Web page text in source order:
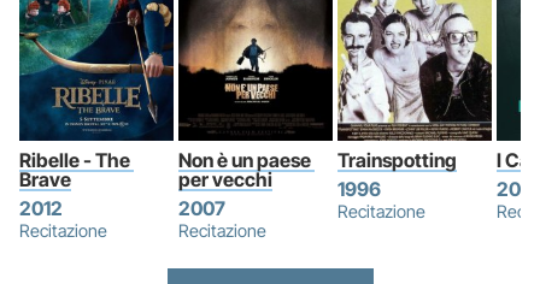
Ribelle - The
Brave
2012
Recitazione
Non è un paese
per vecchi
2007
Recitazione
Trainspotting
1996
Recitazione
I